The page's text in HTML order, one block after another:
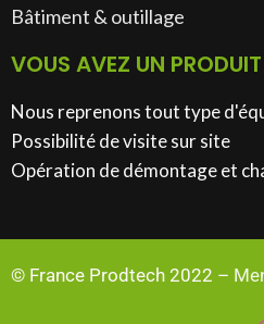
Bâtiment & outillage​
VOUS AVEZ UN
Nous reprenons tout type
Possibilité de visite sur site
Opération de démontage et
© France Prodtech 2022 –